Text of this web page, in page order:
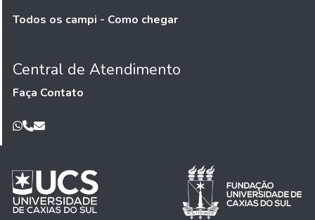
Todos os campi - Como chegar
Central de Atendimento
Faça Contato